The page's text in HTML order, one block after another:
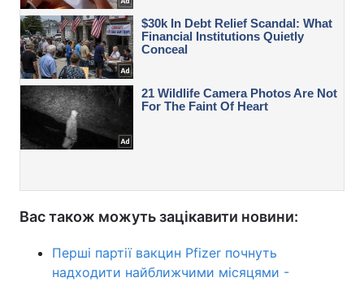
Вас також можуть зацікавити новини:
Перші партії вакцин Pfizer почнуть
надходити найближчими місяцями -